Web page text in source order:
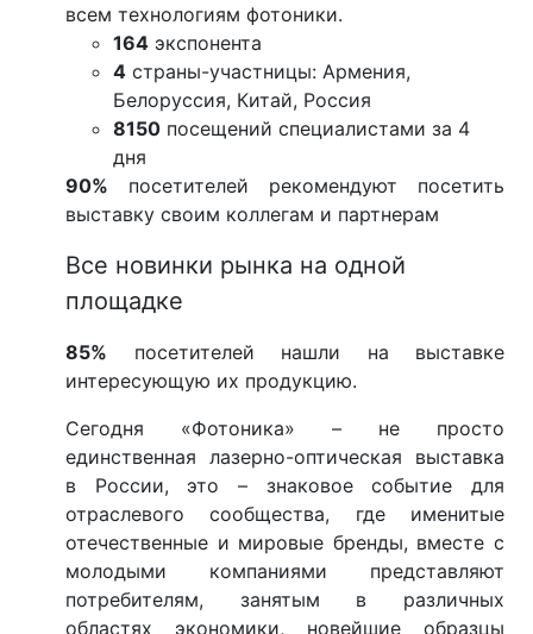
всем технологиям фотоники.
164 экспонента
4 страны-участницы: Армения,
Белоруссия, Китай, Россия
8150 посещений специалистами за 4
дня
90% посетителей рекомендуют посетить
выставку своим коллегам и партнерам
Все новинки рынка на одной
площадке
85% посетителей нашли на выставке
интересующую их продукцию.
Сегодня «Фотоника» – не просто
единственная лазерно-оптическая выставка
в России, это – знаковое событие для
отраслевого сообщества, где именитые
отечественные и мировые бренды, вместе с
молодыми компаниями представляют
потребителям, занятым в различных
областях экономики, новейшие образцы